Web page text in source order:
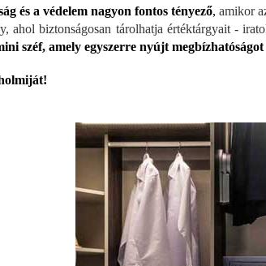
és a védelem nagyon fontos tényező, amikor
ahol biztonságosan tárolhatja értéktárgyait -
széf, amely egyszerre nyújt megbízhatóságot